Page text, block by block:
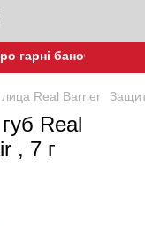
гарні баночки, а про
Real Barrier
Real
, 7 г